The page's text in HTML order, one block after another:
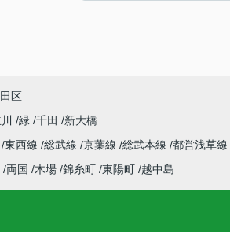
LINEでのご連絡でしたが、とて
区
緑 千田
新大橋
東西線 総武線 京葉線 総武本線 都営浅草線
両国 木場 錦糸町 東陽町 越中島